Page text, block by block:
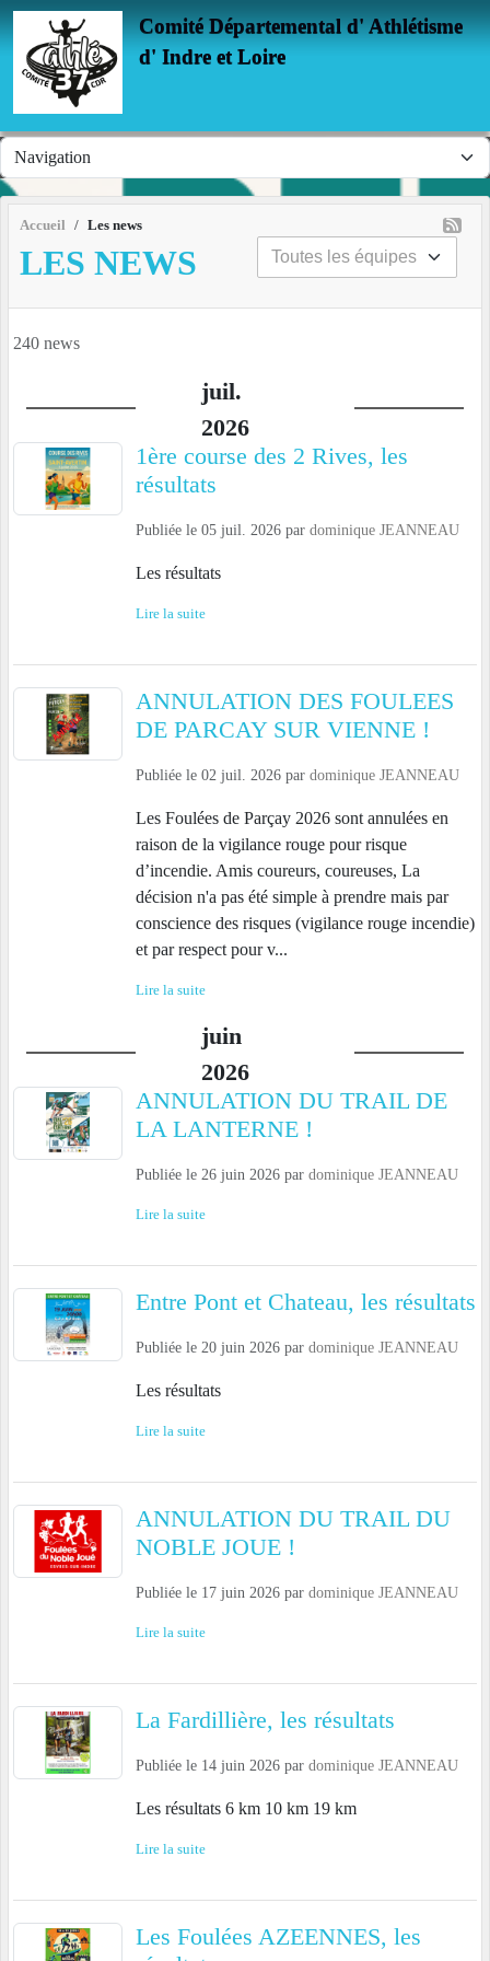
Comité Départemental d' Athlétisme
d' Indre et Loire
Accueil Les news
LES NEWS
240 news
juil.
2026
1ère course des 2 Rives, les
résultats
Publiée le 05 juil. 2026 par dominique JEANNEAU
Les résultats
Lire la suite
ANNULATION DES FOULEES
DE PARCAY SUR VIENNE !
Publiée le 02 juil. 2026 par dominique JEANNEAU
Les Foulées de Parçay 2026 sont annulées en
raison de la vigilance rouge pour risque
d’incendie. Amis coureurs, coureuses, La
décision n'a pas été simple à prendre mais par
conscience des risques (vigilance rouge incendie)
et par respect pour v...
Lire la suite
juin
2026
ANNULATION DU TRAIL DE
LA LANTERNE !
Publiée le 26 juin 2026 par dominique JEANNEAU
Lire la suite
Entre Pont et Chateau, les résultats
Publiée le 20 juin 2026 par dominique JEANNEAU
Les résultats
Lire la suite
ANNULATION DU TRAIL DU
NOBLE JOUE !
Publiée le 17 juin 2026 par dominique JEANNEAU
Lire la suite
La Fardillière, les résultats
Publiée le 14 juin 2026 par dominique JEANNEAU
Les résultats 6 km 10 km 19 km
Lire la suite
Les Foulées AZEENNES, les
Panneau de gestion des cookies